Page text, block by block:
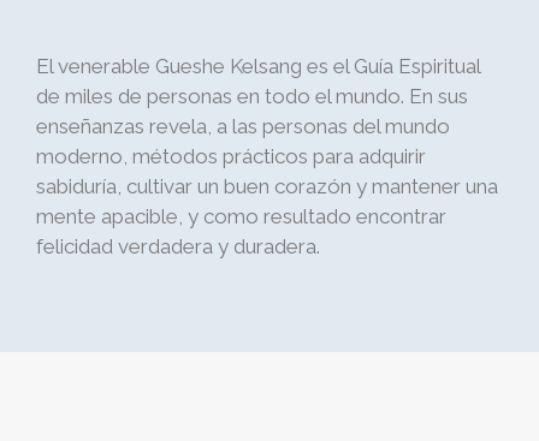
El venerable Gueshe Kelsang es el Guía Espiritual
de miles de personas en todo el mundo. En sus
enseñanzas revela, a las personas del mundo
moderno, métodos prácticos para adquirir
sabiduría, cultivar un buen corazón y mantener una
mente apacible, y como resultado encontrar
felicidad verdadera y duradera.